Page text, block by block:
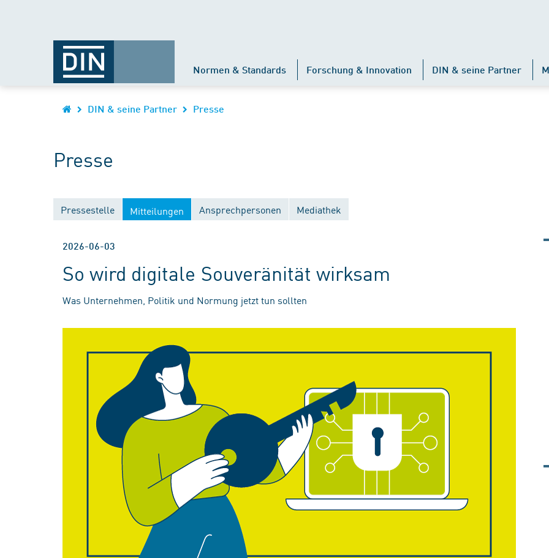
Normen & Standards Forschung & Innovation DIN & seine Partner
DIN & seine Partner Presse
Presse
Pressestelle Mitteilungen Ansprechpersonen Mediathek
2026-06-03
So wird digitale Souveränität wirksam
Was Unternehmen, Politik und Normung jetzt tun sollten